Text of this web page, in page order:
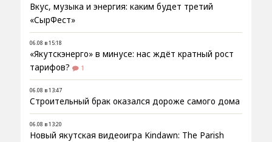
Вкус, музыка и энергия: каким будет третий
«СырФест»
06.08 в 15:18
«Якутскэнерго» в минусе: нас ждёт кратный рост
тарифов?
1
06.08 в 13:47
Строительный брак оказался дороже самого дома
06.08 в 13:20
Новый якутская видеоигра Kindawn: The Parish